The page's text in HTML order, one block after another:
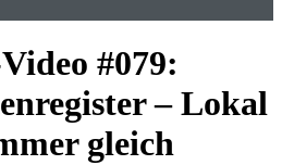
#079:
– Lokal
gleich